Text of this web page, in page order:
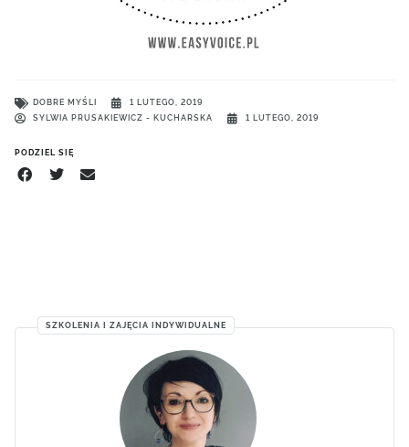
DOBRE MYŚLI
1 LUTEGO, 2019
SYLWIA PRUSAKIEWICZ - KUCHARSKA
1 LUTEGO, 2019
PODZIEL SIĘ
SZKOLENIA I ZAJĘCIA INDYWIDUALNE